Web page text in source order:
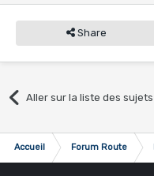
Share
Aller sur la liste des sujets
Accueil Forum Route